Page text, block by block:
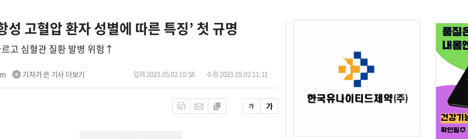
성 고혈압 환자 성별에 따른 특징’ 첫 규명
고 심혈관 질환 발병 위험↑
기자가 쓴 기사 더보기 입력 2023.05.02 10:58 수정 2023.05.02 11:11